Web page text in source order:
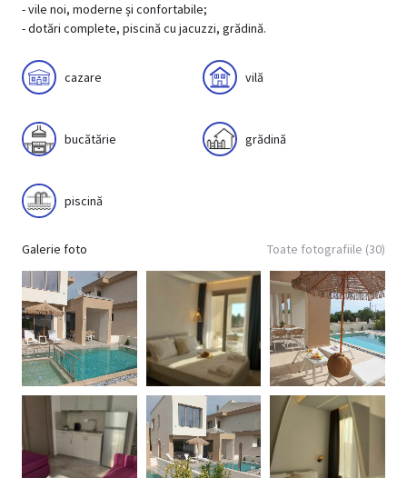
- vile noi, moderne și confortabile;
- dotări complete, piscină cu jacuzzi, grădină.
cazare vilă
bucătărie grădină
piscină
Galerie foto Toate fotografiile (30)